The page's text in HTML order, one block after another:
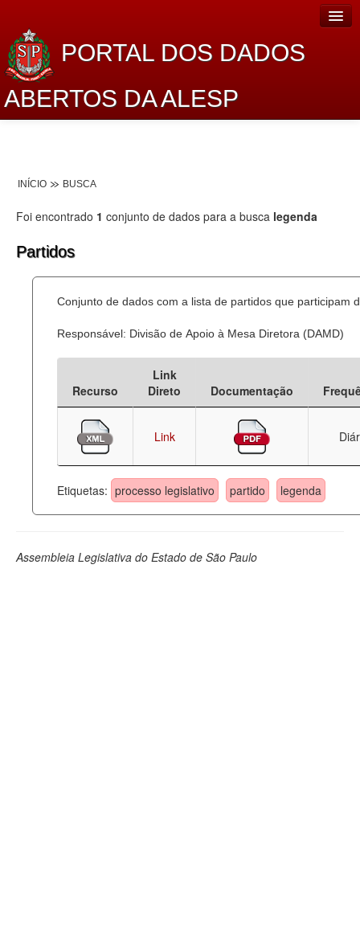
PORTAL DOS DADOS
ABERTOS DA ALESP
Lei de Acesso à Informação
Dados Governamentais Abertos
Processo Legislativo
Deputados Estaduais
Administração
Legislação
Perguntas frequentes
INÍCIO BUSCA
Foi encontrado 1 conjunto de dados para a busca legenda
Partidos
Conjunto de dados com a lista de partidos que participam
Responsável: Divisão de Apoio à Mesa Diretora (DAMD)
Recurso
Link
Direto
Documentação
Link
Etiquetas: processo legislativo partido legenda
Assembleia Legislativa do Estado de São Paulo